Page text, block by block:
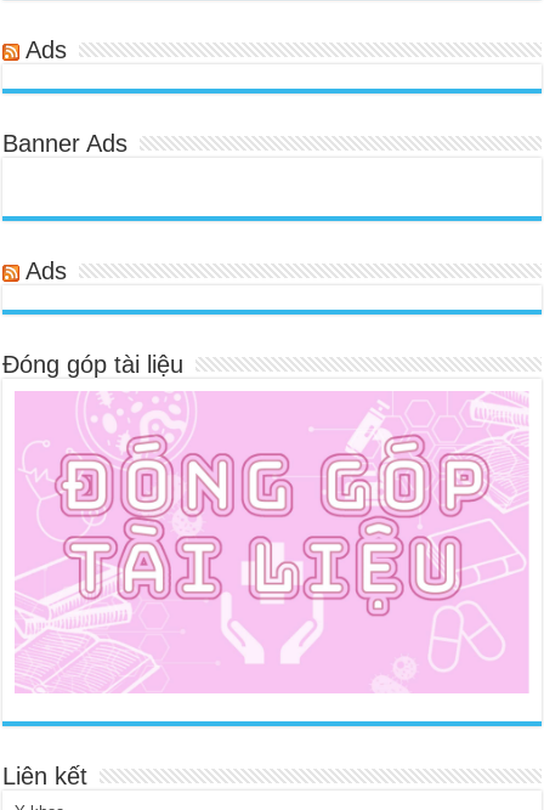
Ads
Banner Ads
Ads
Đóng góp tài liệu
Liên kết